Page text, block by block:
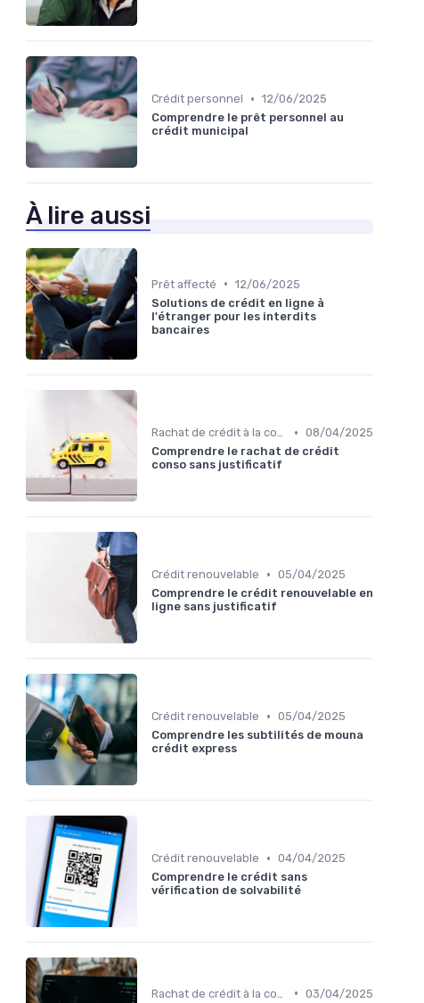
Crédit personnel • 12/06/2025
Comprendre le prêt personnel au
crédit municipal
À lire aussi
Prêt affecté • 12/06/2025
Solutions de crédit en ligne à
l'étranger pour les interdits
bancaires
Rachat de crédit à la consommation • 08/04/2025
Comprendre le rachat de crédit
conso sans justificatif
Crédit renouvelable • 05/04/2025
Comprendre le crédit renouvelable en
ligne sans justificatif
Crédit renouvelable • 05/04/2025
Comprendre les subtilités de mouna
crédit express
Crédit renouvelable • 04/04/2025
Comprendre le crédit sans
vérification de solvabilité
• 03/04/2025